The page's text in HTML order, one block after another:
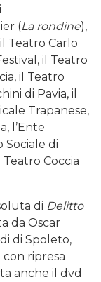
(La rondine),
Teatro Carlo
il Teatro
il Teatro
di Pavia, il
Trapanese,
l’Ente
Sociale di
Coccia
di Delitto
da Oscar
di Spoleto,
con ripresa
anche il dvd